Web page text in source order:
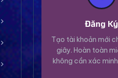
Đăng Ký
Tạo tài khoản mới
giây. Hoàn toàn
không cần xác